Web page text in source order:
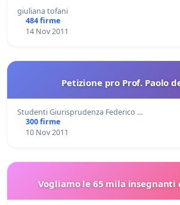
giuliana tofani
484 firme
14 Nov 2011
Petizione pro Prof. Paolo
Studenti Giurisprudenza Federico …
300 firme
10 Nov 2011
Vogliamo le 65 mila insegnanti